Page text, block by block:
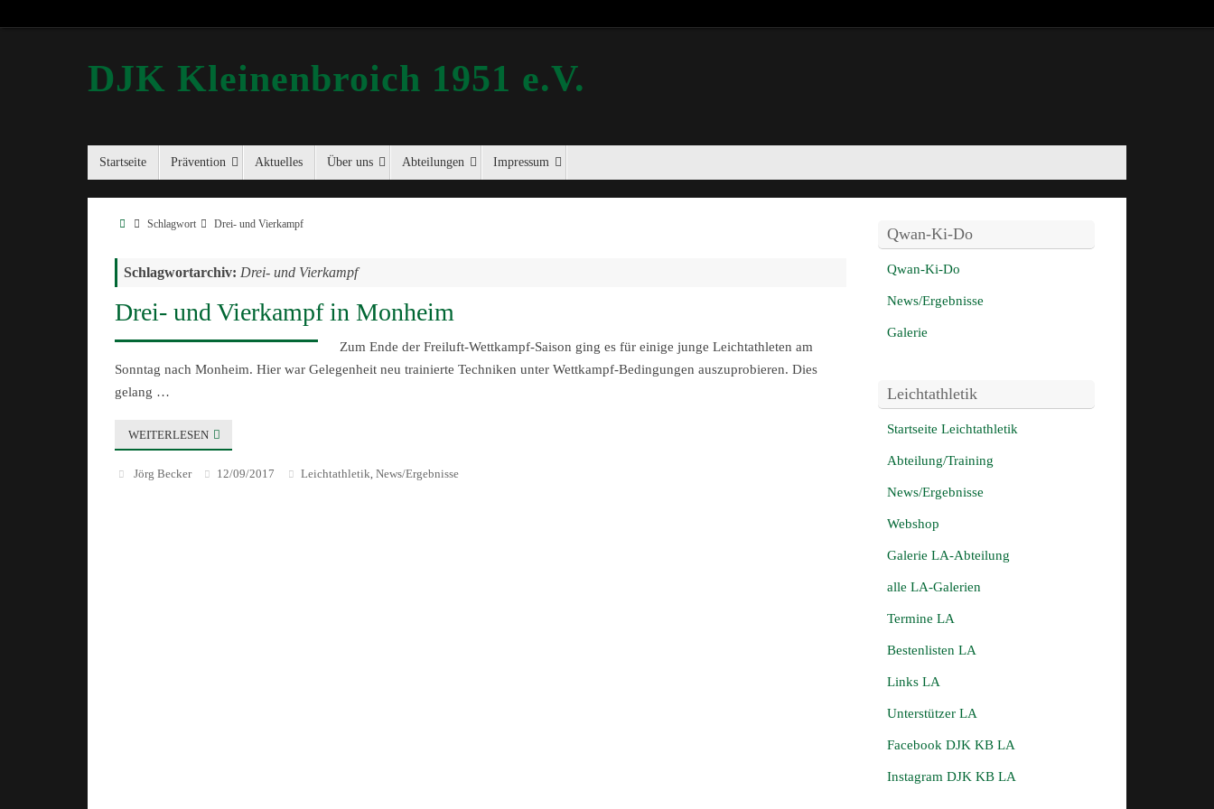
DJK Kleinenbroich 1951 e.V.
Startseite Prävention Aktuelles Über uns Abteilungen Impressum
Schlagwort Drei- und Vierkampf
Schlagwortarchiv: Drei- und Vierkampf
Drei- und Vierkampf in Monheim
Zum Ende der Freiluft-Wettkampf-Saison ging es für einige junge Leichtathleten am
Sonntag nach Monheim. Hier war Gelegenheit neu trainierte Techniken unter Wettkampf-Bedingungen auszuprobieren. Dies
gelang …
WEITERLESEN
Jörg Becker 12/09/2017 Leichtathletik, News/Ergebnisse
Qwan-Ki-Do
Qwan-Ki-Do
News/Ergebnisse
Galerie
Leichtathletik
Startseite Leichtathletik
Abteilung/Training
News/Ergebnisse
Webshop
Galerie LA-Abteilung
alle LA-Galerien
Termine LA
Bestenlisten LA
Links LA
Unterstützer LA
Facebook DJK KB LA
Instagram DJK KB LA